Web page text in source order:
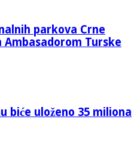
parkova Crne
Ambasadorom Turske
biće uloženo 35 miliona